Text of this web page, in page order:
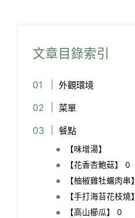
文章目錄索引
外觀環境
菜單
餐點
【味增湯】
【花香杏鮑菇】 0
【柚椒雞牡蠣肉串】
【手打海苔花枝燒】
【高山櫛瓜】 0